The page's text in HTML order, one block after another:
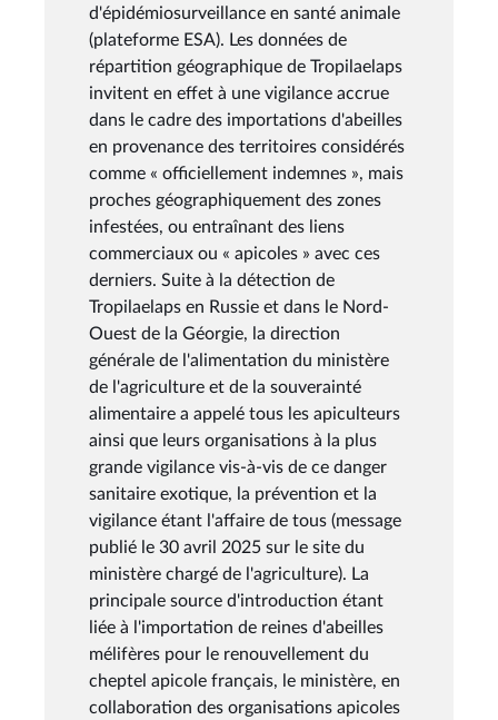
d'épidémiosurveillance en santé animale
(plateforme ESA). Les données de
répartition géographique de Tropilaelaps
invitent en effet à une vigilance accrue
dans le cadre des importations d'abeilles
en provenance des territoires considérés
comme « officiellement indemnes », mais
proches géographiquement des zones
infestées, ou entraînant des liens
commerciaux ou « apicoles » avec ces
derniers. Suite à la détection de
Tropilaelaps en Russie et dans le Nord-
Ouest de la Géorgie, la direction
générale de l'alimentation du ministère
de l'agriculture et de la souverainté
alimentaire a appelé tous les apiculteurs
ainsi que leurs organisations à la plus
grande vigilance vis-à-vis de ce danger
sanitaire exotique, la prévention et la
vigilance étant l'affaire de tous (message
publié le 30 avril 2025 sur le site du
ministère chargé de l'agriculture). La
principale source d'introduction étant
liée à l'importation de reines d'abeilles
mélifères pour le renouvellement du
cheptel apicole français, le ministère, en
collaboration des organisations apicoles